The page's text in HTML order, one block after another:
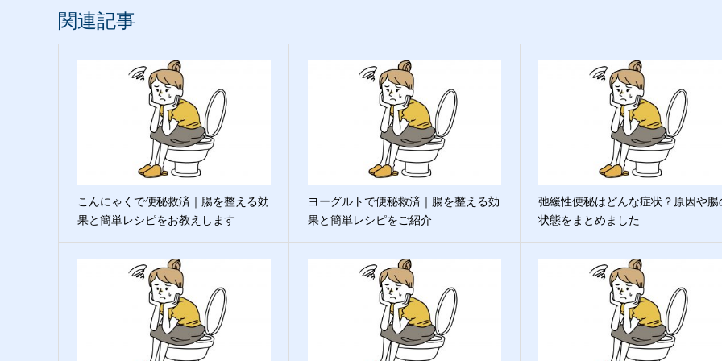
関連記事
こんにゃくで便秘救済｜腸を整える効
果と簡単レシピをお教えします
ヨーグルトで便秘救済｜腸を整える効
果と簡単レシピをご紹介
弛緩性便秘はどんな症状？原因や腸
状態をまとめました